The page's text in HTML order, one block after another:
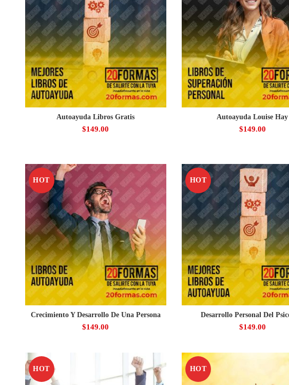
Autoayuda Libros Gratis
$149.00
Autoayuda Louise Hay
$149.00
HOT
Crecimiento Y Desarrollo De Una Persona
$149.00
HOT
Desarrollo Personal Del
$149.00
HOT HOT